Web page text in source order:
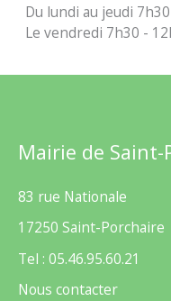
Du lundi au jeudi
Le vendredi 7h30 -
Mairie de Saint-
83 rue Nationale
17250 Saint-Porchaire
Tel : 05.46.95.60.21
Nous contacter